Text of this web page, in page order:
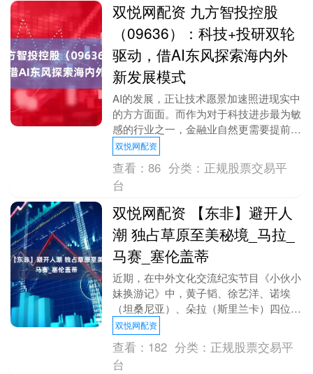
双悦网配资 九方智投控股
（09636）：科技+投研双轮
驱动，借AI东风探索海内外
新发展模式
AI的发展，正让技术愿景加速照进现实中
的方方面面。而作为对于科技进步最为敏
感的行业之一，金融业自然更需要提前思
考怎样才能将业务与AI深度融合，毕竟这
很可能已不再....
双悦网配资
查看：86 分类： 正规股票交易平
台
双悦网配资 【东非】避开人
潮 独占草原至美秘境_马拉_
马赛_塞伦盖蒂
近期，在中外文化交流纪实节目《小伙小
妹换游记》中，黄子韬、徐艺洋、诺埃
（坦桑尼亚）、朵拉（斯里兰卡）四位中
外青年深入彼此国家，体验真实生活。
黄子韬和徐艺洋夫妻....
双悦网配资
查看： 182 分类： 正规股票交易平
台